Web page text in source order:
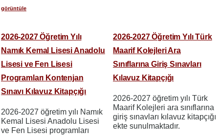
görüntüle
2026-2027 Öğretim Yılı
Namık Kemal Lisesi Anadolu
Lisesi ve Fen Lisesi
Programları Kontenjan
Sınavı Kılavuz Kitapçığı
2026-2027 öğretim yılı Namık
Kemal Lisesi Anadolu Lisesi
ve Fen Lisesi programları
2026-2027 Öğretim Yılı Türk
Maarif Kolejleri Ara
Sınıflarına Giriş Sınavları
Kılavuz Kitapçığı
2026-2027 öğretim yılı Türk
Maarif Kolejleri ara sınıflarına
giriş sınavları kılavuz kitapçığı
ekte sunulmaktadır.